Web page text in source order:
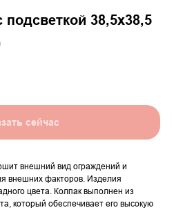
38,5х38,5
сейчас
внешний вид ограждений и
внешних факторов. Изделия
цвета. Колпак выполнен из
который обеспечивает его высокую